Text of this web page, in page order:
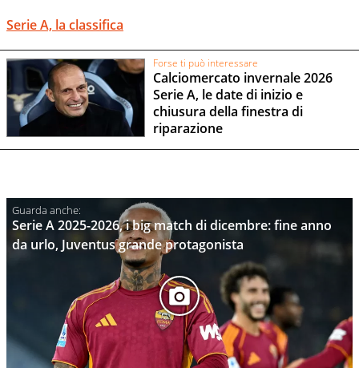
Serie A, la classifica
Forse ti può interessare
Calciomercato invernale 2026
Serie A, le date di inizio e
chiusura della finestra di
riparazione
Serie A 2025-2026, i big match di dicembre: fine anno
da urlo, Juventus grande protagonista